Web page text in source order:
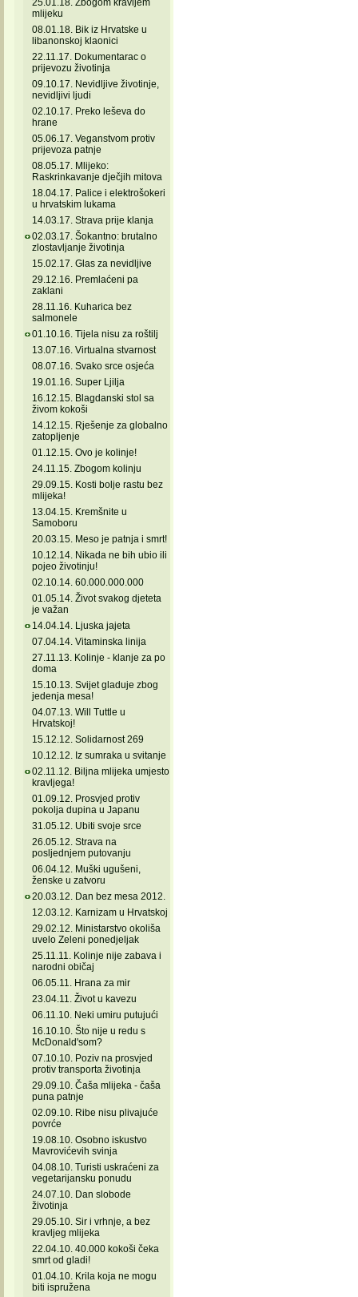
25.01.18. Zbogom kravljem
mlijeku
08.01.18. Bik iz Hrvatske u
libanonskoj klaonici
22.11.17. Dokumentarac o
prijevozu životinja
09.10.17. Nevidljive životinje,
nevidljivi ljudi
02.10.17. Preko leševa do
hrane
05.06.17. Veganstvom protiv
prijevoza patnje
08.05.17. Mlijeko:
Raskrinkavanje dječjih mitova
18.04.17. Palice i elektrošokeri
u hrvatskim lukama
14.03.17. Strava prije klanja
02.03.17. Šokantno: brutalno
zlostavljanje životinja
15.02.17. Glas za nevidljive
29.12.16. Premlaćeni pa
zaklani
28.11.16. Kuharica bez
salmonele
01.10.16. Tijela nisu za roštilj
13.07.16. Virtualna stvarnost
08.07.16. Svako srce osjeća
19.01.16. Super Ljilja
16.12.15. Blagdanski stol sa
živom kokoši
14.12.15. Rješenje za globalno
zatopljenje
01.12.15. Ovo je kolinje!
24.11.15. Zbogom kolinju
29.09.15. Kosti bolje rastu bez
mlijeka!
13.04.15. Kremšnite u
Samoboru
20.03.15. Meso je patnja i smrt!
10.12.14. Nikada ne bih ubio ili
pojeo životinju!
02.10.14. 60.000.000.000
01.05.14. Život svakog djeteta
je važan
14.04.14. Ljuska jajeta
07.04.14. Vitaminska linija
27.11.13. Kolinje - klanje za po
doma
15.10.13. Svijet gladuje zbog
jedenja mesa!
04.07.13. Will Tuttle u
Hrvatskoj!
15.12.12. Solidarnost 269
10.12.12. Iz sumraka u svitanje
02.11.12. Biljna mlijeka umjesto
kravljega!
01.09.12. Prosvjed protiv
pokolja dupina u Japanu
31.05.12. Ubiti svoje srce
26.05.12. Strava na
posljednjem putovanju
06.04.12. Muški ugušeni,
ženske u zatvoru
20.03.12. Dan bez mesa 2012.
12.03.12. Karnizam u Hrvatskoj
29.02.12. Ministarstvo okoliša
uvelo Zeleni ponedjeljak
25.11.11. Kolinje nije zabava i
narodni običaj
06.05.11. Hrana za mir
23.04.11. Život u kavezu
06.11.10. Neki umiru putujući
16.10.10. Što nije u redu s
McDonald'som?
07.10.10. Poziv na prosvjed
protiv transporta životinja
29.09.10. Čaša mlijeka - čaša
puna patnje
02.09.10. Ribe nisu plivajuće
povrće
19.08.10. Osobno iskustvo
Mavrovićevih svinja
04.08.10. Turisti uskraćeni za
vegetarijansku ponudu
24.07.10. Dan slobode
životinja
29.05.10. Sir i vrhnje, a bez
kravljeg mlijeka
22.04.10. 40.000 kokoši čeka
smrt od gladi!
01.04.10. Krila koja ne mogu
biti ispružena